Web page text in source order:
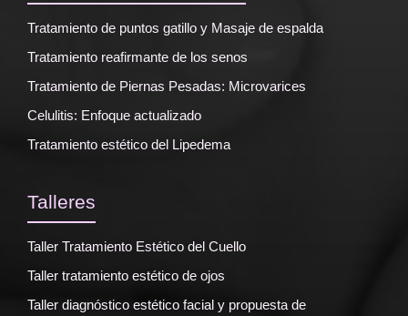
Tratamiento de puntos gatillo y Masaje de espalda
Tratamiento reafirmante de los senos
Tratamiento de Piernas Pesadas: Microvarices
Celulitis: Enfoque actualizado
Tratamiento estético del Lipedema
Talleres
Taller Tratamiento Estético del Cuello
Taller tratamiento estético de ojos
Taller diagnóstico estético facial y propuesta de